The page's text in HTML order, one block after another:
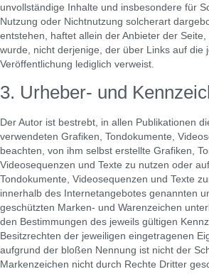
unvollständige Inhalte und insbesondere für
Nutzung oder Nichtnutzung solcherart
entstehen, haftet allein der Anbieter der
wurde, nicht derjenige, der über Links auf die
Veröffentlichung lediglich verweist.
3. Urheber- und
Der Autor ist bestrebt, in allen Publikationen
verwendeten Grafiken, Tondokumente,
beachten, von ihm selbst erstellte Grafiken,
Videosequenzen und Texte zu nutzen oder
Tondokumente, Videosequenzen und Texte
innerhalb des Internetangebotes genannten
geschützten Marken- und Warenzeichen
den Bestimmungen des jeweils gültigen
Besitzrechten der jeweiligen eingetragenen
aufgrund der bloßen Nennung ist nicht der
Markenzeichen nicht durch Rechte Dritter